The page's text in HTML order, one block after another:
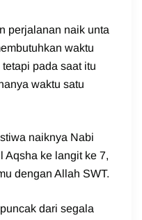
perjalanan naik unta
waktu
pada saat itu
waktu satu
naiknya Nabi
Aqsha ke langit ke 7,
dengan Allah SWT.
dari segala